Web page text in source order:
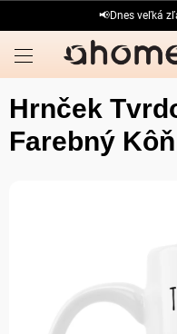
na
obsah
📢Dnes veľká
Hrnček
Farebný Kôň